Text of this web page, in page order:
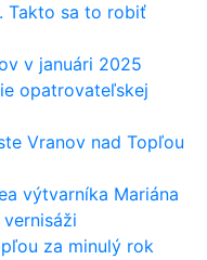
Takto sa to robiť
v januári 2025
opatrovateľskej
Vranov nad Topľou
výtvarníka Mariána
za minulý rok